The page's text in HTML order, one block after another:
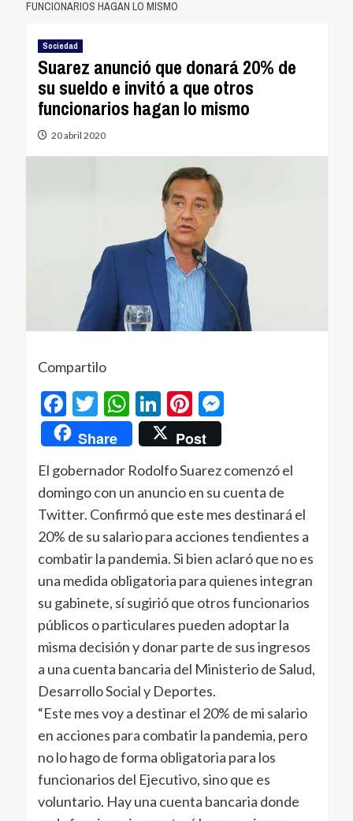
FUNCIONARIOS HAGAN LO MISMO
Sociedad
Suarez anunció que donará 20% de
su sueldo e invitó a que otros
funcionarios hagan lo mismo
20 abril 2020
Compartilo
Facebook
Twitter
WhatsApp
LinkedIn
Pinterest
Messenger
Share Post
El gobernador Rodolfo Suarez comenzó el
domingo con un anuncio en su cuenta de
Twitter. Confirmó que este mes destinará el
20% de su salario para acciones tendientes a
combatir la pandemia. Si bien aclaró que no es
una medida obligatoria para quienes integran
su gabinete, sí sugirió que otros funcionarios
públicos o particulares pueden adoptar la
misma decisión y donar parte de sus ingresos
a una cuenta bancaria del Ministerio de Salud,
Desarrollo Social y Deportes.
“Este mes voy a destinar el 20% de mi salario
en acciones para combatir la pandemia, pero
no lo hago de forma obligatoria para los
funcionarios del Ejecutivo, sino que es
voluntario. Hay una cuenta bancaria donde